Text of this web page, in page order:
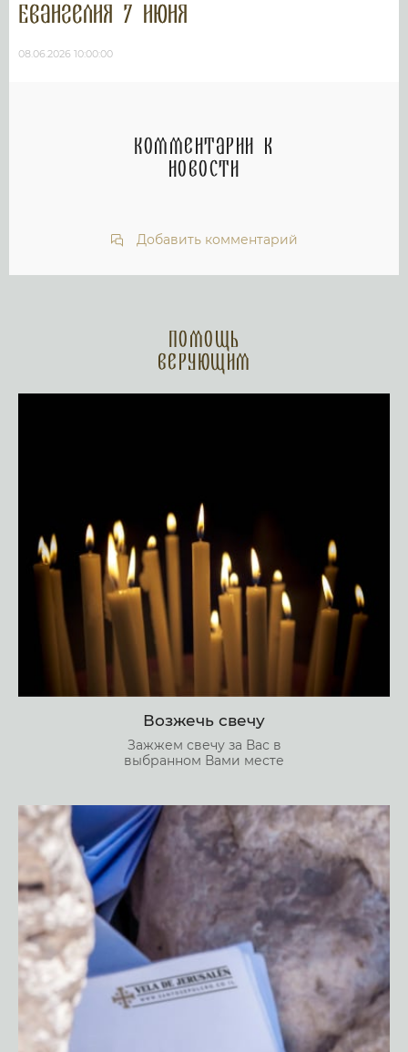
Евангелия 7 июня
08.06.2026 10:00:00
Комментарии к
новости
Добавить комментарий
Помощь
верующим
Возжечь свечу
Зажжем свечу за Вас в
выбранном Вами месте